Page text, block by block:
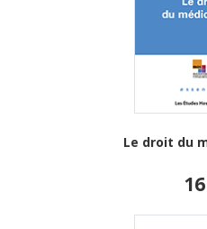
Le droit du